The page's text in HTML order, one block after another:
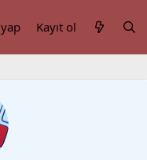
Kayıt ol